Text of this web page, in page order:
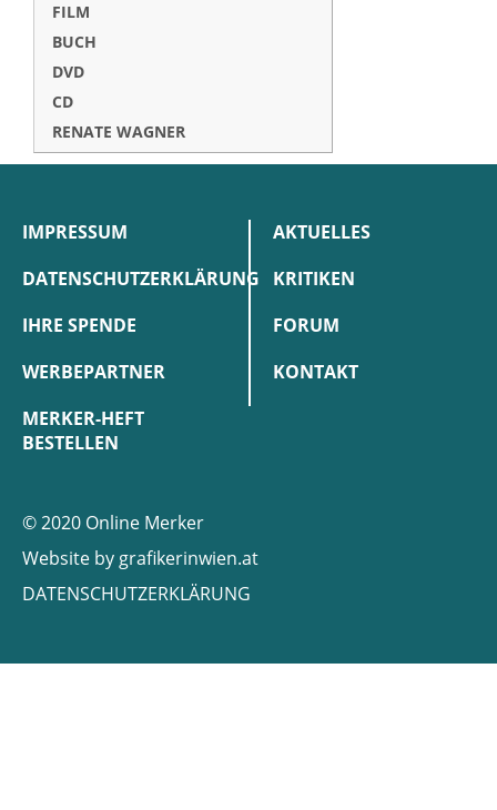
FILM
BUCH
DVD
CD
RENATE WAGNER
IMPRESSUM
DATENSCHUTZERKLÄRUNG
IHRE SPENDE
WERBEPARTNER
MERKER-HEFT
BESTELLEN
AKTUELLES
KRITIKEN
FORUM
KONTAKT
© 2020 Online Merker
Website by grafikerinwien.at
DATENSCHUTZERKLÄRUNG